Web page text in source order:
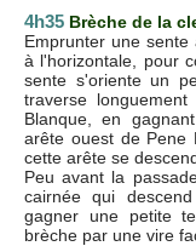
4h35 Brèche de la
Emprunter une
à l'horizontale, pour
sente s'oriente un
traverse
Blanque, en
arête ouest de Pene
cette arête se
Peu avant la
cairnée qui
gagner une petite
brèche par une vire